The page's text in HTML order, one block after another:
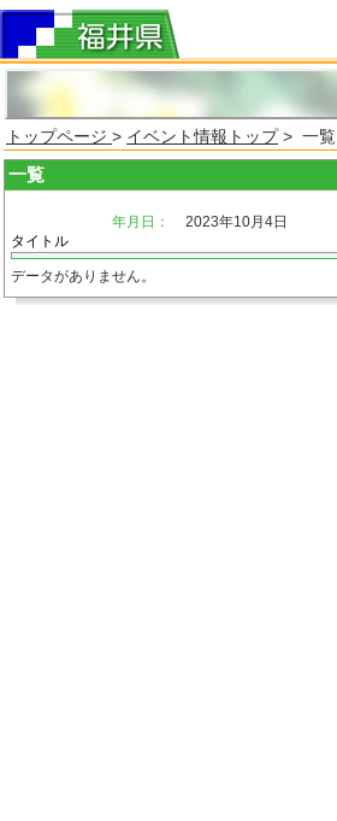
トップページ > イベント情報トップ> 一覧
一覧
年月日：
2023年10月4日
タイトル
データがありません。